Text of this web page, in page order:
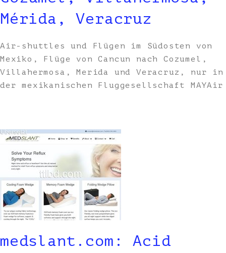
Mérida, Veracruz
Air-shuttles und Flügen im Südosten von
Mexiko, Flüge von Cancun nach Cozumel,
Villahermosa, Merida und Veracruz, nur in
der mexikanischen Fluggesellschaft MAYAir
medslant.com: Acid